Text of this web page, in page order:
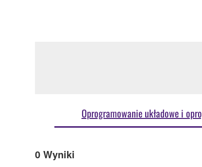
Oprogramowanie układowe i
0 Wyniki